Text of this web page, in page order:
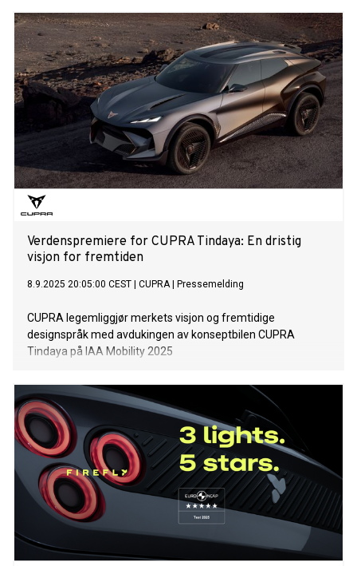
Verdenspremiere for CUPRA Tindaya: En dristig
visjon for fremtiden
8.9.2025 20:05:00 CEST CUPRA| Pressemelding
CUPRA legemliggjør merkets visjon og fremtidige
designspråk med avdukingen av konseptbilen CUPRA
Tindaya på IAA Mobility 2025